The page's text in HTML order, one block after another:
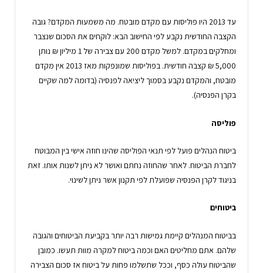
עד 2013 היו פוליסות עם מקדם מובטח. מה משמעות המקדם? גובה
הקצבה החודשית נקבע לפי החישוב הבא: לוקחים את הסכום שנצבר
ומחלקים במקדם. למשל מקדם 200 עם צבירה של 1 מיליון ₪ נותן
5,000 ₪ קצבה חודשית. בפוליסות שמונפקות מאז 2013 אין מקדם
מובטח, והמקדם נקבע בסמוך ליציאה לפנסיה (בדומה למה שקיים
בקרן הפנסיה).
פוליסה
ביטוח הנהלים פועל לפי תנאי הפוליסה שהינו חוזה אישי בין המבוטח
לחברת הביטוח. לאחר שהחוזה נחתם ואושר לא ניתן לשנות אותו. זאת
בניגוד לקרן הפנסיה שפועלת לפי תקנון אשר ניתן לשינוי.
ביטוחים
בביטוח המנהלים קיימת גמישות רבה יותר בקביעת הביטוחים והגובה
שלהם. אתם מחליטים האם וכמה ביטוח למקרה מוות תעשו. כמובן
שהביטוח עולה כסף, וככל שתשלמו פחות על ביטוח אז סכום הצבירה